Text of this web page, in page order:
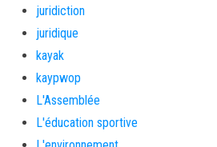
juridiction
juridique
kayak
kaypwop
L'Assemblée
L'éducation sportive